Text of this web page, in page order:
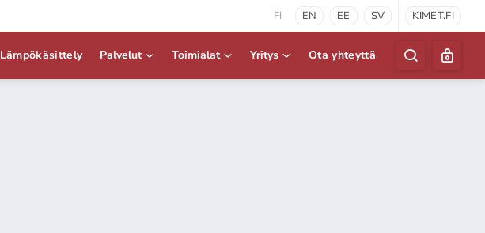
FI EN EE SV KIMET.FI
Lämpökäsittely Palvelut Toimialat Yritys Ota yhteyttä